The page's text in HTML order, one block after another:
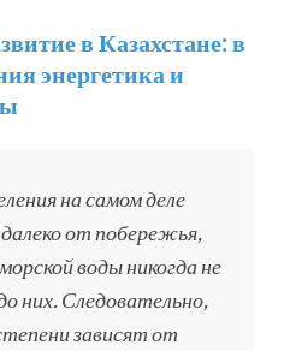
в Казахстане: в
энергетика и
на самом деле
от побережья,
воды никогда не
них. Следовательно,
зависят от